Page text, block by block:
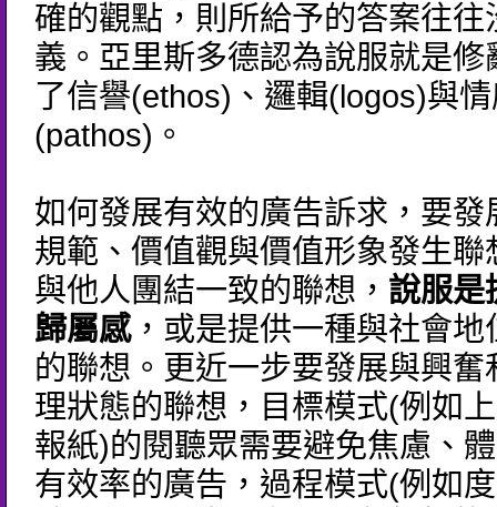
確的觀點，則所給予的答案往往
義。亞里斯多德認為說服就是修
了信譽(ethos)、邏輯(logos)與
(pathos)。
如何發展有效的廣告訴求，要發
規範、價值觀與價值形象發生聯
與他人團結一致的聯想， 說服是
歸屬感，或是提供一種與社會地
的聯想。更近一步要發展與興奮
理狀態的聯想，目標模式(例如
報紙)的閱聽眾需要避免焦慮、
有效率的廣告，過程模式(例如